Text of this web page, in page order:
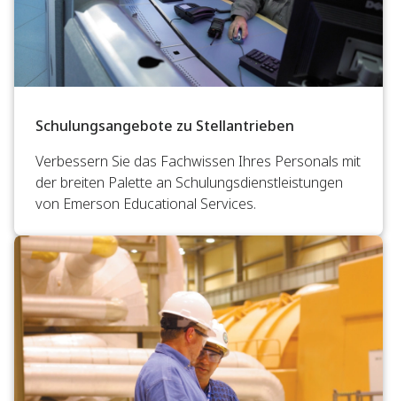
Schulungsangebote zu Stellantrieben
Verbessern Sie das Fachwissen Ihres Personals mit
der breiten Palette an Schulungsdienstleistungen
von Emerson Educational Services.